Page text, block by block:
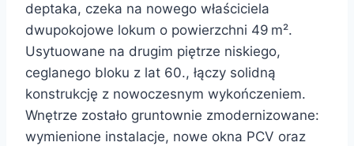
deptaka, czeka na nowego właściciela
dwupokojowe lokum o powierzchni 49 m².
Usytuowane na drugim piętrze niskiego,
ceglanego bloku z lat 60., łączy solidną
konstrukcję z nowoczesnym wykończeniem.
Wnętrze zostało gruntownie zmodernizowane:
wymienione instalacje, nowe okna PCV oraz